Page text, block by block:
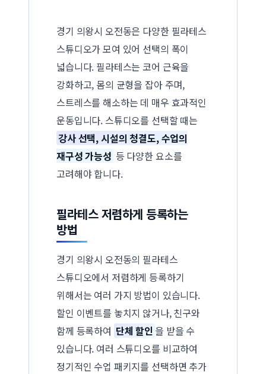
경기 의왕시 오전동은 다양한 필라테스
스튜디오가 모여 있어 선택의 폭이
넓습니다. 필라테스는 코어 근육을
강화하고, 몸의 균형을 잡아 주며,
스트레스를 해소하는 데 매우 효과적인
운동입니다. 스튜디오를 선택할 때는
강사 선택, 시설의 청결도, 수업의
재구성 가능성 등 다양한 요소를
고려해야 합니다.
필라테스 저렴하게 등록하는
방법
경기 의왕시 오전동의 필라테스
스튜디오에서 저렴하게 등록하기
위해서는 여러 가지 방법이 있습니다.
할인 이벤트를 놓치지 않거나, 친구와
함께 등록하여 단체 할인 을 받을 수
있습니다. 여러 스튜디오를 비교하여
정기적인 수업 패키지를 선택하면 추가